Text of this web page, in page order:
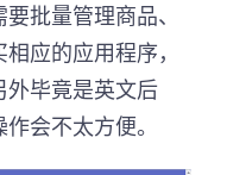
批量管理商品、
应的应用程序，
外毕竟是英文后
会不太方便。